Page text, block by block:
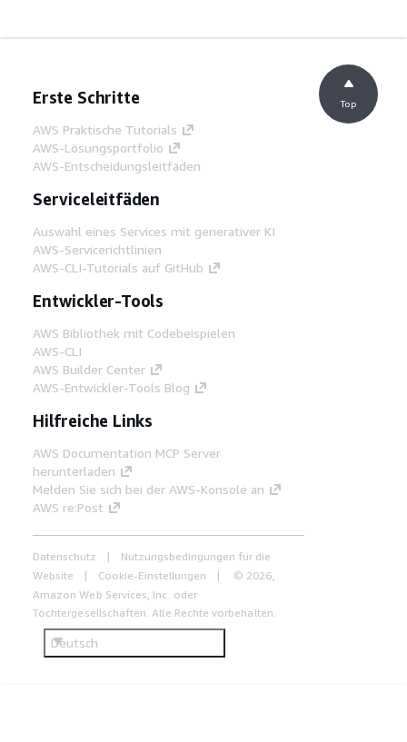
Erste Schritte
AWS Praktische Tutorials
AWS-Lösungsportfolio
AWS-Entscheidungsleitfäden
Serviceleitfäden
Auswahl eines Services mit generativer KI
AWS-Servicerichtlinien
AWS-CLI-Tutorials auf GitHub
Entwickler-Tools
AWS Bibliothek mit Codebeispielen
AWS-CLI
AWS Builder Center
AWS-Entwickler-Tools Blog
Hilfreiche Links
AWS Documentation MCP Server
herunterladen
Melden Sie sich bei der AWS-Konsole an
AWS re:Post
Datenschutz
Nutzungsbedingungen für die
Website
Cookie-Einstellungen
© 2026,
Amazon Web Services, Inc. oder
Tochtergesellschaften. Alle Rechte vorbehalten.
Deutsch
Top